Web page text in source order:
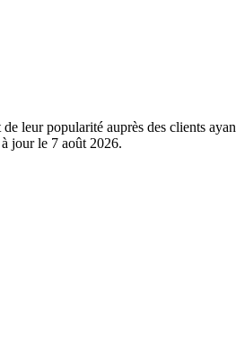
leur popularité auprès des clients
jour le 7 août 2026.